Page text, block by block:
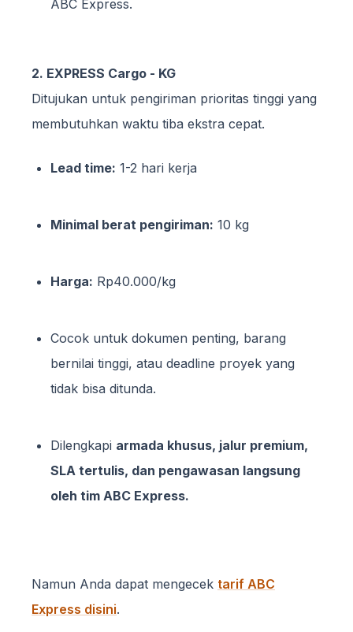
ABC Express.
2. EXPRESS Cargo - KG
Ditujukan untuk pengiriman prioritas tinggi yang
membutuhkan waktu tiba ekstra cepat.
Lead time: 1-2 hari kerja
Minimal berat pengiriman: 10 kg
Harga: Rp40.000/kg
Cocok untuk dokumen penting, barang
bernilai tinggi, atau deadline proyek yang
tidak bisa ditunda.
Dilengkapi armada khusus, jalur premium,
SLA tertulis, dan pengawasan langsung
oleh tim ABC Express.
Namun Anda dapat mengecek tarif ABC
Express disini.